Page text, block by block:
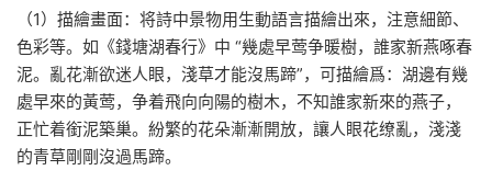
（1）描繪畫面：将詩中景物用生動語言描繪出來，注意細節、
色彩等。如《錢塘湖春行》中 “幾處早莺争暖樹，誰家新燕啄春
泥。亂花漸欲迷人眼，淺草才能沒馬蹄”，可描繪爲：湖邊有幾
處早來的黃莺，争着飛向向陽的樹木，不知誰家新來的燕子，
正忙着銜泥築巢。紛繁的花朵漸漸開放，讓人眼花缭亂，淺淺
的青草剛剛沒過馬蹄。